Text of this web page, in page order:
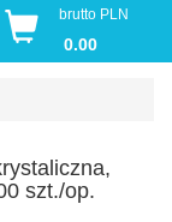
brutto PLN
0.00
szt./op.